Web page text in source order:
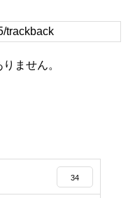
ません。
34